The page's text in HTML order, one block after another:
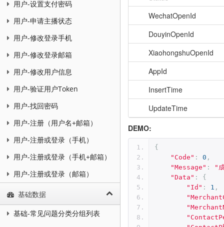
用户-设置支付密码
用户-申请主播状态
用户-修改登录手机
用户-修改登录邮箱
用户-修改用户信息
用户-验证用户Token
用户-找回密码
用户-注册（用户名+邮箱）
用户-注册或登录（手机）
用户-注册或登录（手机+邮箱）
用户-注册或登录（邮箱）
基础数据
基础-常见问题分类分组列表
WechatOpenId
DouyinOpenId
XiaohongshuOpenId
AppId
InsertTime
UpdateTime
DEMO:
{
"Code" : 0 ,
"Message" :
"
"Data" :
{
"Id" : 1 ,